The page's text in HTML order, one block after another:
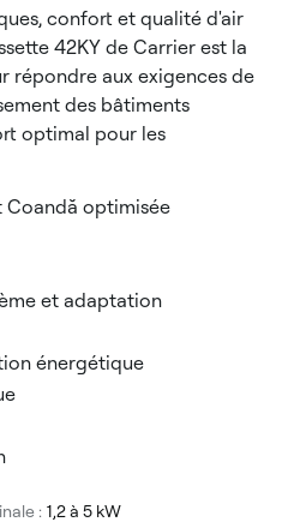
confort et qualité d'air
42KY de Carrier est la
répondre aux exigences de
des bâtiments
optimal pour les
Coandă optimisée
et adaptation
énergétique
: 1,2 à 5 kW